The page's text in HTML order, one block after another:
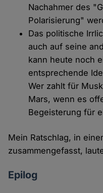
Nachahmer des
Polarisierung"
Das politische
auch auf seine
kann heute noch
entsprechende
Wer zahlt für
Mars, wenn es
Begeisterung für
Mein Ratschlag, in
zusammengefasst,
Epilog